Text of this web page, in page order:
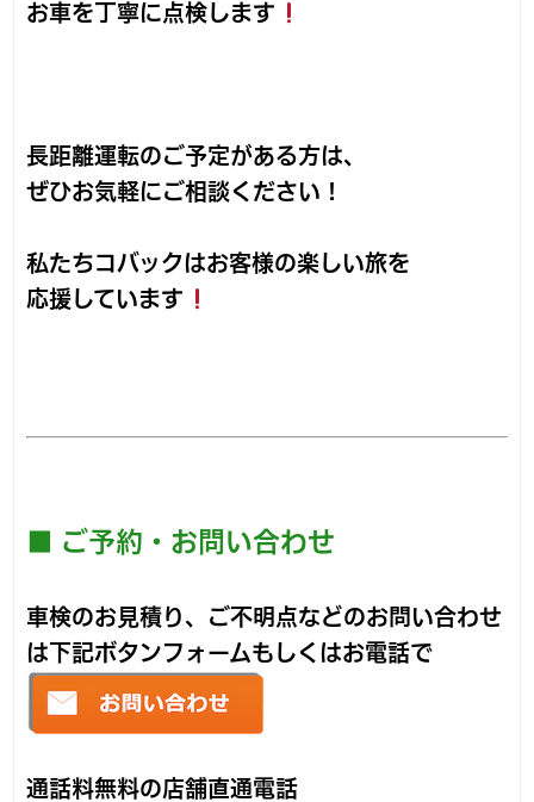
お車を丁寧に点検します
長距離運転のご予定がある方は、
ぜひお気軽にご相談ください！
私たちコバックはお客様の楽しい旅を
応援しています
■ ご予約・お問い合わせ
車検のお見積り、ご不明点などのお問い合わせ
は下記ボタンフォームもしくはお電話で
通話料無料の店舗直通電話